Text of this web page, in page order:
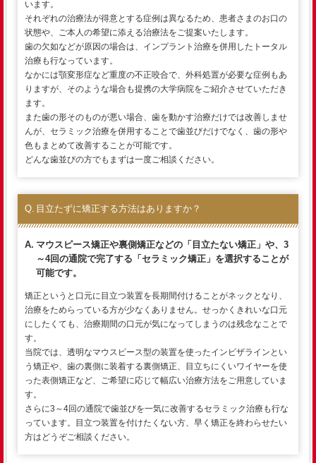
います。
それぞれの治療法が得意とする症例は異なるため、患者さまのお口の
状態や、ご本人の希望に添える治療法をご提案いたします。
歯の欠如などが原因の場合は、インプラント治療を併用したトータル
治療も行なっています。
なかには顎変形症など重度の不正咬合で、外科処置が必要な症例もあ
りますが、そのような場合も提携の大学病院をご紹介させていただき
ます。
また歯の形そのものが悪い場合、歯を動かす治療だけでは改善しませ
んが、セラミック治療を併用することで歯並びだけでなく、歯の形や
色もまとめて改善することが可能です。
どんな歯並びの方でもまずは一度ご相談ください。
目立たずに矯正する方法はありますか？
マウスピース矯正や裏側矯正などの「目立たない矯正」や、3
～4回の通院で完了する「セラミック矯正」を選択することが
可能です。
矯正というと口元に目立つ装置を長期間付けることがネックとなり、
治療をためらっている方が少なくありません。せっかくきれいな口元
にしたくても、治療期間の口元が気になってしまうのは残念なことで
す。
当院では、透明なマウスピース型の装置を使ったインビザラインとい
う矯正や、歯の裏側に装着する裏側矯正、目立ちにくいワイヤーを使
った表側矯正など、ご希望に応じて幅広い治療方法をご用意していま
す。
さらに3～4回の通院で歯並びを一気に改善するセラミック治療も行な
っています。目立つ装置を付けたくない方、早く矯正を終わらせたい
方はどうぞご相談ください。